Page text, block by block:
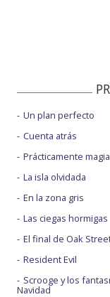
Un plan perfecto
Cuenta atrás
Prácticamente
La isla olvidada
En la zona gris
Las ciegas hormigas
El final de Oak
Resident Evil
Scrooge y los
Navidad